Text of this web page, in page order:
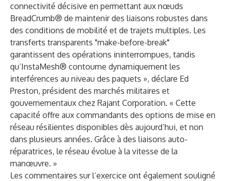
connectivité décisive en permettant aux nœuds
BreadCrumb® de maintenir des liaisons robustes dans
des conditions de mobilité et de trajets multiples. Les
transferts transparents "make-before-break"
garantissent des opérations ininterrompues, tandis
qu’InstaMesh® contourne dynamiquement les
interférences au niveau des paquets », déclare Ed
Preston, président des marchés militaires et
gouvernementaux chez Rajant Corporation. « Cette
capacité offre aux commandants des options de mise en
réseau résilientes disponibles dès aujourd’hui, et non
dans plusieurs années. Grâce à des liaisons auto-
réparatrices, le réseau évolue à la vitesse de la
manœuvre. »
Les commentaires sur l’exercice ont également souligné